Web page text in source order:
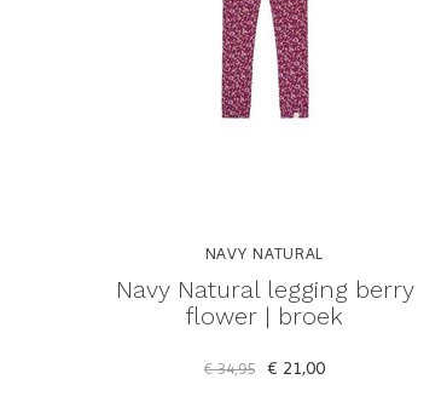
NAVY NATURAL
Navy Natural legging berry
flower | broek
€ 34,95 € 21,00